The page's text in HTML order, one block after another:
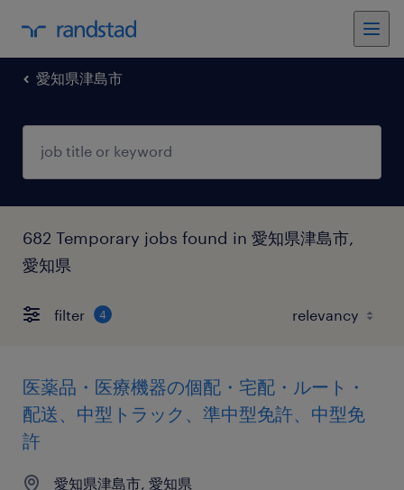
愛知県津島市
682 Temporary jobs found in 愛知県津島市,
愛知県
filter 4
医薬品・医療機器の個配・宅配・ルート・
配送、中型トラック、準中型免許、中型免
許
愛知県津島市, 愛知県